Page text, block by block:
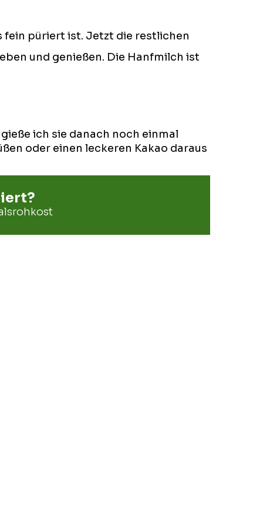
fein püriert ist. Jetzt die restlichen
und genießen. Die Hanfmilch ist
ich sie danach noch einmal
oder einen leckeren Kakao daraus